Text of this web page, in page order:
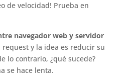
de velocidad! Prueba en
navegador web y servidor
request y la idea es reducir su
lo contrario, ¿qué sucede?
se hace lenta.